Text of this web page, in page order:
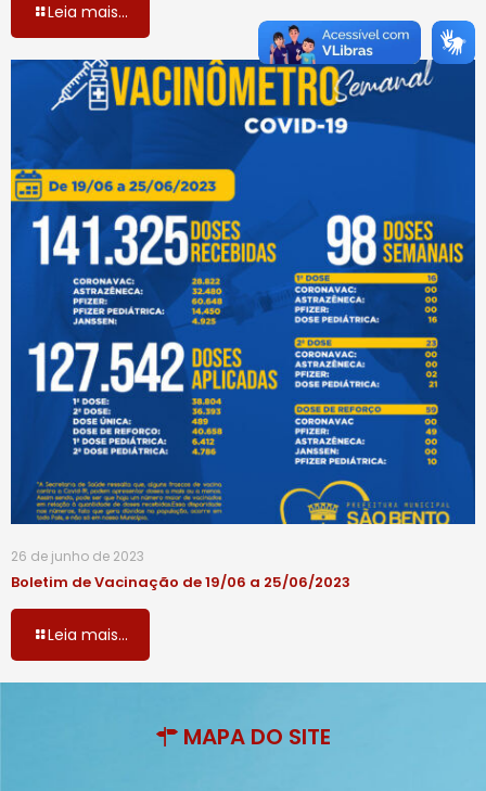
Leia mais...
26 de junho de 2023
Boletim de Vacinação de 19/06 a 25/06/2023
Leia mais...
MAPA DO SITE